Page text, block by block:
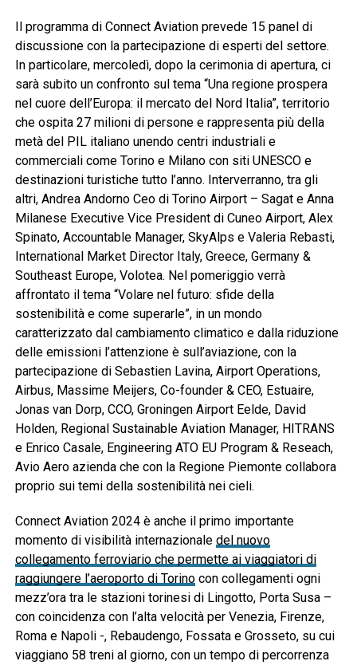
Il programma di Connect Aviation prevede 15 panel di
discussione con la partecipazione di esperti del settore.
In particolare, mercoledì, dopo la cerimonia di apertura, ci
sarà subito un confronto sul tema “Una regione prospera
nel cuore dell’Europa: il mercato del Nord Italia”, territorio
che ospita 27 milioni di persone e rappresenta più della
metà del PIL italiano unendo centri industriali e
commerciali come Torino e Milano con siti UNESCO e
destinazioni turistiche tutto l’anno. Interverranno, tra gli
altri, Andrea Andorno Ceo di Torino Airport – Sagat e Anna
Milanese Executive Vice President di Cuneo Airport, Alex
Spinato, Accountable Manager, SkyAlps e Valeria Rebasti,
International Market Director Italy, Greece, Germany &
Southeast Europe, Volotea. Nel pomeriggio verrà
affrontato il tema “Volare nel futuro: sfide della
sostenibilità e come superarle”, in un mondo
caratterizzato dal cambiamento climatico e dalla riduzione
delle emissioni l’attenzione è sull’aviazione, con la
partecipazione di Sebastien Lavina, Airport Operations,
Airbus, Massime Meijers, Co-founder & CEO, Estuaire,
Jonas van Dorp, CCO, Groningen Airport Eelde, David
Holden, Regional Sustainable Aviation Manager, HITRANS
e Enrico Casale, Engineering ATO EU Program & Reseach,
Avio Aero azienda che con la Regione Piemonte collabora
proprio sui temi della sostenibilità nei cieli.
Connect Aviation 2024 è anche il primo importante
momento di visibilità internazionale del nuovo
collegamento ferroviario che permette ai viaggiatori di
raggiungere l’aeroporto di Torinocon collegamenti ogni
mezz’ora tra le stazioni torinesi di Lingotto, Porta Susa –
con coincidenza con l’alta velocità per Venezia, Firenze,
Roma e Napoli -, Rebaudengo, Fossata e Grosseto, su cui
viaggiano 58 treni al giorno, con un tempo di percorrenza